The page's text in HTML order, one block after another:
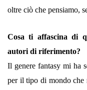
oltre ciò che pensiamo,
Cosa ti affascina di
autori di riferimento?
Il genere fantasy mi ha
per il tipo di mondo che